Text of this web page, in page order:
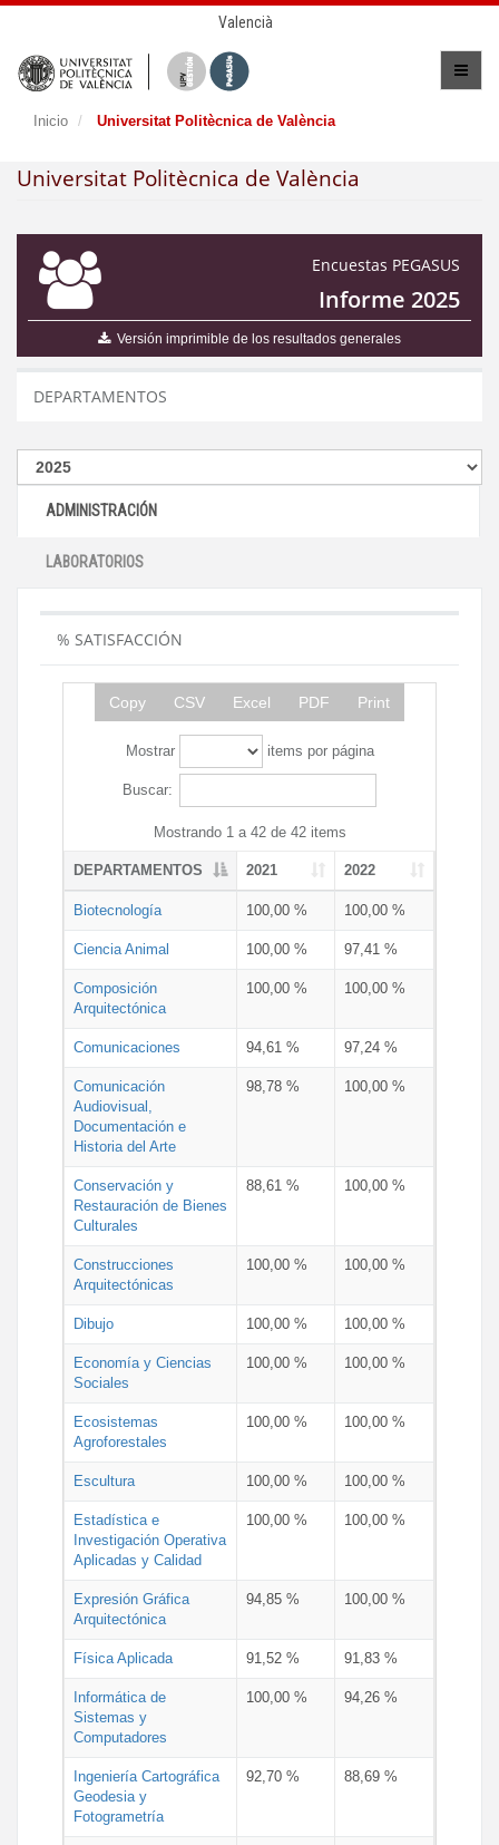
Valencià
Inicio Universitat Politècnica de València
Universitat Politècnica de València
Encuestas PEGASUS
Informe 2025
Versión imprimible de los resultados generales
DEPARTAMENTOS
ADMINISTRACIÓN
LABORATORIOS
% SATISFACCIÓN
Copy CSV Excel PDF Print
Mostrar items por página
Buscar:
Mostrando 1 a 42 de 42 items
DEPARTAMENTOS 2021 2022
Biotecnología 100,00 % 100,00 %
Ciencia Animal 100,00 % 97,41 %
Composición
Arquitectónica
100,00 % 100,00 %
Comunicaciones 94,61 % 97,24 %
Comunicación
Audiovisual,
Documentación e
Historia del Arte
98,78 % 100,00 %
Conservación y
Restauración de Bienes
Culturales
88,61 % 100,00 %
Construcciones
Arquitectónicas
100,00 % 100,00 %
Dibujo 100,00 % 100,00 %
Economía y Ciencias
Sociales
100,00 % 100,00 %
Ecosistemas
Agroforestales
100,00 % 100,00 %
Escultura 100,00 % 100,00 %
Estadística e
Investigación Operativa
Aplicadas y Calidad
100,00 % 100,00 %
Expresión Gráfica
Arquitectónica
94,85 % 100,00 %
Física Aplicada 91,52 % 91,83 %
Informática de
Sistemas y
Computadores
100,00 % 94,26 %
Ingeniería Cartográfica
Geodesia y
Fotogrametría
92,70 % 88,69 %